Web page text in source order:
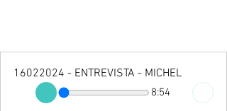
16022024 - ENTREVISTA - MICHEL
8:54